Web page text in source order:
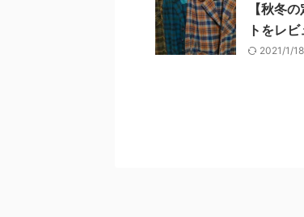
【秋冬
トをレビ
2021/1/18